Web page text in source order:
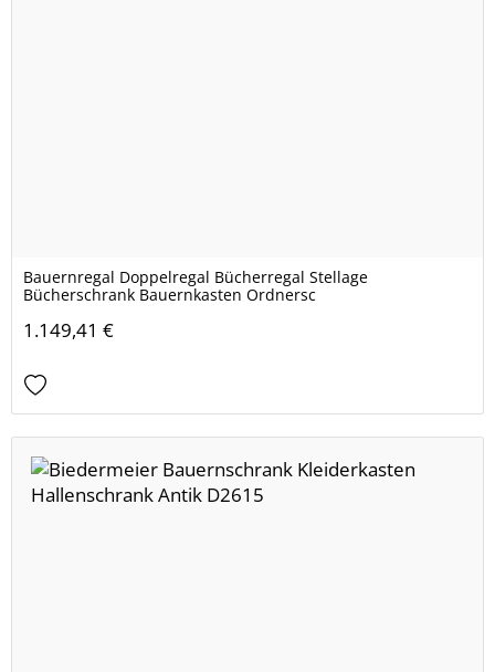
Bauernregal Doppelregal Bücherregal Stellage
Bücherschrank Bauernkasten Ordnersc
1.149,41 €